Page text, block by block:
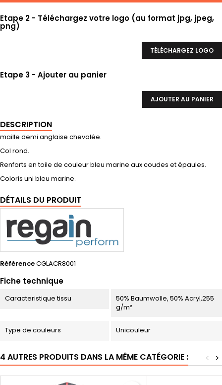
Etape 2 - Téléchargez votre logo (au format jpg, jpeg,
png)
TÉLÉCHARGEZ LOGO
Etape 3 - Ajouter au panier
AJOUTER AU PANIER
DESCRIPTION
maille demi anglaise chevalée.
Col rond.
Renforts en toile de couleur bleu marine aux coudes et épaules.
Coloris uni bleu marine.
DÉTAILS DU PRODUIT
RéférenceCGLACR8001
Fiche technique
Caracteristique tissu
50% Baumwolle, 50% Acryl,255
g/m²
Type de couleurs Unicouleur
4 AUTRES PRODUITS DANS LA MÊME CATÉGORIE : >
<